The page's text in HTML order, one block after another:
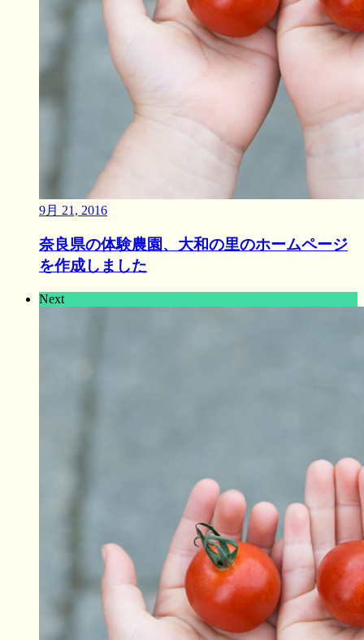
9月 21, 2016
奈良県の体験農園、大和の里のホームページ
を作成しました
Next